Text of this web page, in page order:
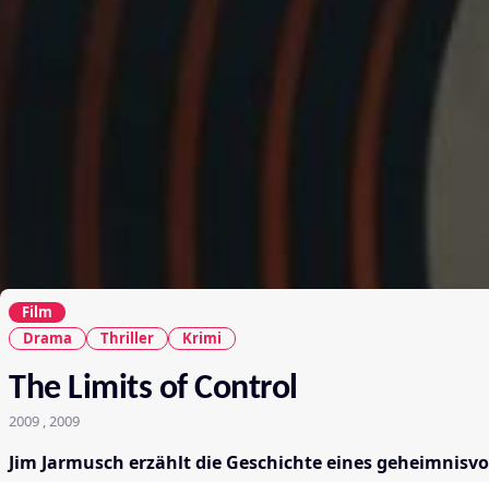
Film
Drama
Thriller Krimi
The Limits of Control
2009 , 2009
Jim Jarmusch erzählt die Geschichte eines